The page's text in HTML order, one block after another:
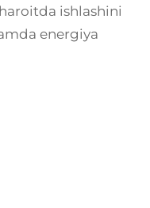
ishlashini
energiya